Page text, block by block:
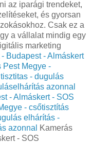
az iparági trendeket,
és gyorsan
Csak ez a
a vállalat mindig egy
marketing
Budapest - Almáskert
Pest Megye -
- dugulás
azonnal
- Almáskert - SOS
- csőtisztítás
elhárítás -
azonnal
Kamerás
- SOS